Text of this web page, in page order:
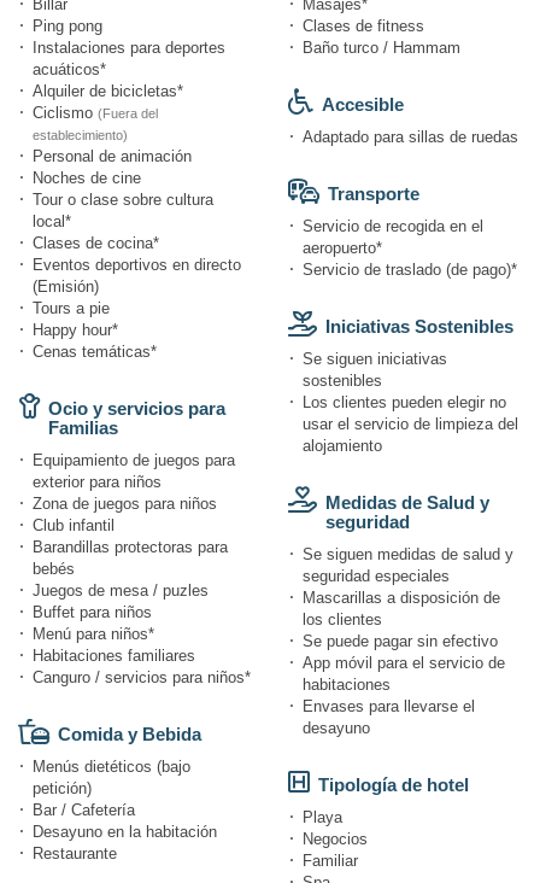
Billar
Ping pong
Instalaciones para deportes
acuáticos*
Alquiler de bicicletas*
Ciclismo (Fuera del
establecimiento)
Personal de animación
Noches de cine
Tour o clase sobre cultura
local*
Clases de cocina*
Eventos deportivos en directo
(Emisión)
Tours a pie
Happy hour*
Cenas temáticas*
Ocio y servicios para
Familias
Equipamiento de juegos para
exterior para niños
Zona de juegos para niños
Club infantil
Barandillas protectoras para
bebés
Juegos de mesa / puzles
Buffet para niños
Menú para niños*
Habitaciones familiares
Canguro / servicios para niños*
Comida y Bebida
Menús dietéticos (bajo
petición)
Bar / Cafetería
Desayuno en la habitación
Restaurante
Masajes*
Clases de fitness
Baño turco / Hammam
Accesible
Adaptado para sillas de ruedas
Transporte
Servicio de recogida en el
aeropuerto*
Servicio de traslado (de pago)*
Iniciativas Sostenibles
Se siguen iniciativas
sostenibles
Los clientes pueden elegir no
usar el servicio de limpieza del
alojamiento
Medidas de Salud y
seguridad
Se siguen medidas de salud y
seguridad especiales
Mascarillas a disposición de
los clientes
Se puede pagar sin efectivo
App móvil para el servicio de
habitaciones
Envases para llevarse el
desayuno
Tipología de hotel
Playa
Negocios
Familiar